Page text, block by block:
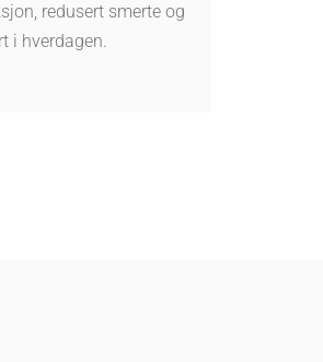
redusert smerte og
i hverdagen.